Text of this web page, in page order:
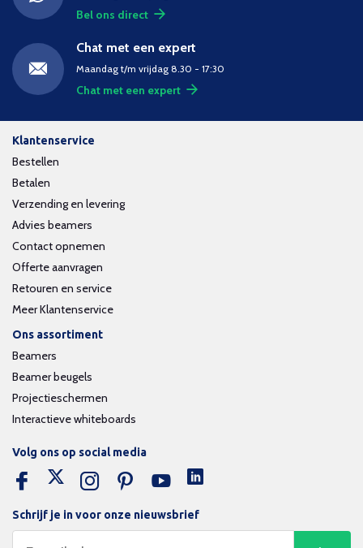
Bel ons direct
Chat met een expert
Maandag t/m vrijdag 8.30 - 17:30
Chat met een expert
Klantenservice
Bestellen
Betalen
Verzending en levering
Advies beamers
Contact opnemen
Offerte aanvragen
Retouren en service
Meer Klantenservice
Ons assortiment
Beamers
Beamer beugels
Projectieschermen
Interactieve whiteboards
Schrijf je in voor onze nieuwsbrief
Volg ons op social media